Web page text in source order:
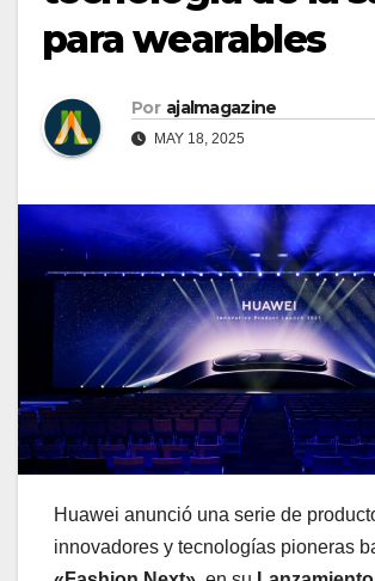
para wearables
Por ajalmagazine
MAY 18, 2025
Huawei anunció una serie de
innovadores y tecnologías pioneras